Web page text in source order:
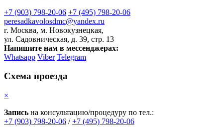
+7 (903) 798-20-06 +7 (495) 798-20-06
peresadkavolosdmc@yandex.ru
г. Москва, м. Новокузнецкая,
ул. Садовническая, д. 39, стр. 13
Напишите нам в мессенджерах:
Whatsapp Viber Telegram
Схема проезда
×
Запись на консультацию/процедуру по тел.:
+7 (903) 798-20-06 /+7 (495) 798-20-06